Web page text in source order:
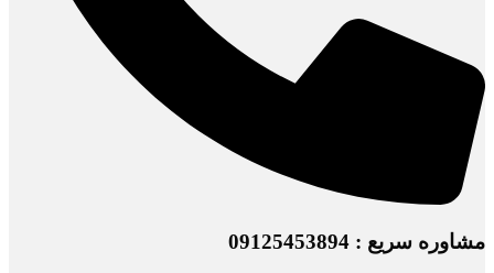
مشاوره سریع : 09125453894